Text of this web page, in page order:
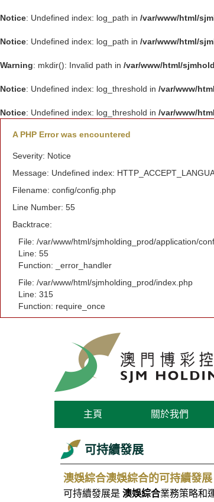
Notice: Undefined index: log_path in /var/www/html/
Notice: Undefined index: log_path in /var/www/html/
Warning: mkdir(): Invalid path in /var/www/html/
Notice: Undefined index: log_threshold in /var/www/
Notice: Undefined index: log_threshold in /var/www/
A PHP Error was encountered
Severity: Notice
Message: Undefined index:
Filename: config/config.php
Line Number: 55
Backtrace:
File: /var/www/html/sjmholding_prod/application/
Line: 55
Function: _error_handler
File: /var/www/html/sjmholding_prod/index.php
Line: 315
Function: require_once
主頁 關於我們
可持續發展
澳娛綜合澳娛綜合的可持續發展
可持續發展是 澳娛綜合業務策略和